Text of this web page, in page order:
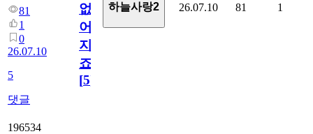
81
1
0
26.07.10
5
댓글
없
어
지
죠.?
[5]
하늘사랑2 26.07.10 81 1
196534